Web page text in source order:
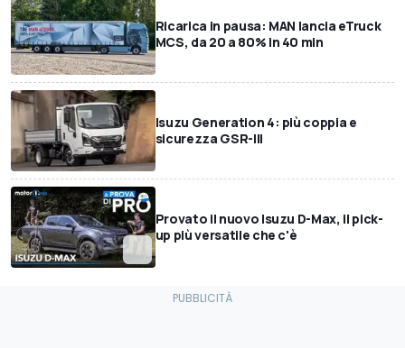
Ricarica in pausa: MAN lancia eTruck
MCS, da 20 a 80% in 40 min
Isuzu Generation 4: più coppia e
sicurezza GSR-III
Provato il nuovo Isuzu D-Max, il pick-
up più versatile che c'è